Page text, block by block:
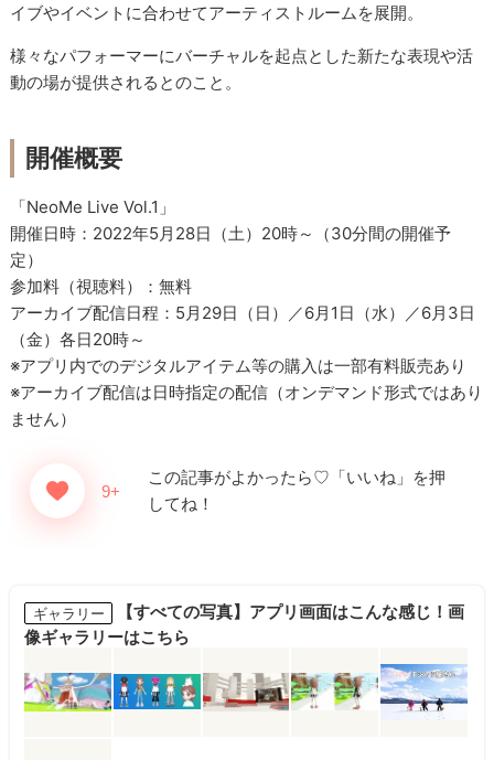
イブやイベントに合わせてアーティストルームを展開。
様々なパフォーマーにバーチャルを起点とした新たな表現や活
動の場が提供されるとのこと。
開催概要
「NeoMe Live Vol.1」
開催日時：2022年5月28日（土）20時～（30分間の開催予
定）
参加料（視聴料）：無料
アーカイブ配信日程：5月29日（日）／6月1日（水）／6月3日
（金）各日20時～
※アプリ内でのデジタルアイテム等の購入は一部有料販売あり
※アーカイブ配信は日時指定の配信（オンデマンド形式ではあり
ません）
ギャラリー
【すべての写真】アプリ画面はこんな感じ！画
像ギャラリーはこちら